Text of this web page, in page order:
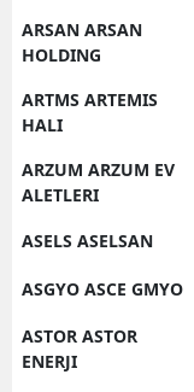
ARSAN ARSAN
HOLDING
ARTMS ARTEMIS
HALI
ARZUM ARZUM EV
ALETLERI
ASELS ASELSAN
ASGYO ASCE GMYO
ASTOR ASTOR
ENERJI